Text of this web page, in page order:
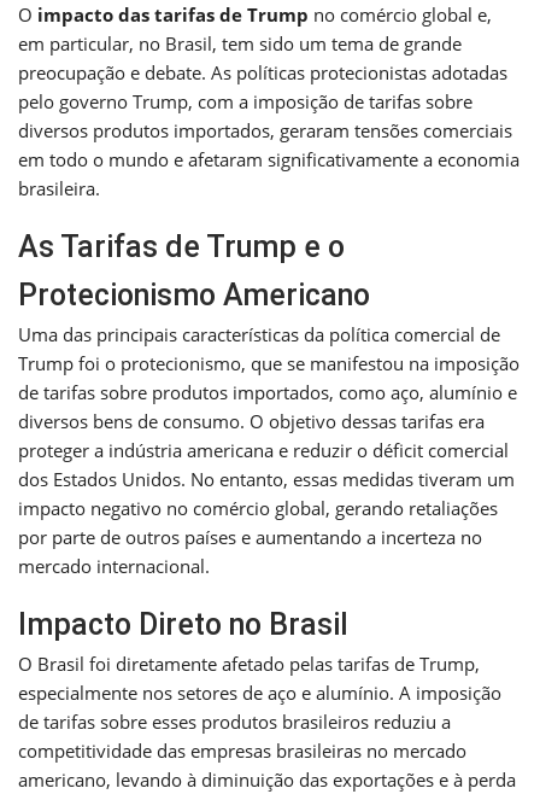
O impacto das tarifas de Trump no comércio global e,
em particular, no Brasil, tem sido um tema de grande
preocupação e debate. As políticas protecionistas adotadas
pelo governo Trump, com a imposição de tarifas sobre
diversos produtos importados, geraram tensões comerciais
em todo o mundo e afetaram significativamente a economia
brasileira.
As Tarifas de Trump e o
Protecionismo Americano
Uma das principais características da política comercial de
Trump foi o protecionismo, que se manifestou na imposição
de tarifas sobre produtos importados, como aço, alumínio e
diversos bens de consumo. O objetivo dessas tarifas era
proteger a indústria americana e reduzir o déficit comercial
dos Estados Unidos. No entanto, essas medidas tiveram um
impacto negativo no comércio global, gerando retaliações
por parte de outros países e aumentando a incerteza no
mercado internacional.
Impacto Direto no Brasil
O Brasil foi diretamente afetado pelas tarifas de Trump,
especialmente nos setores de aço e alumínio. A imposição
de tarifas sobre esses produtos brasileiros reduziu a
competitividade das empresas brasileiras no mercado
americano, levando à diminuição das exportações e à perda